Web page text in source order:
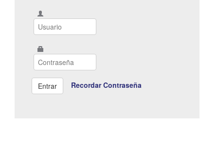
Recordar Contraseña